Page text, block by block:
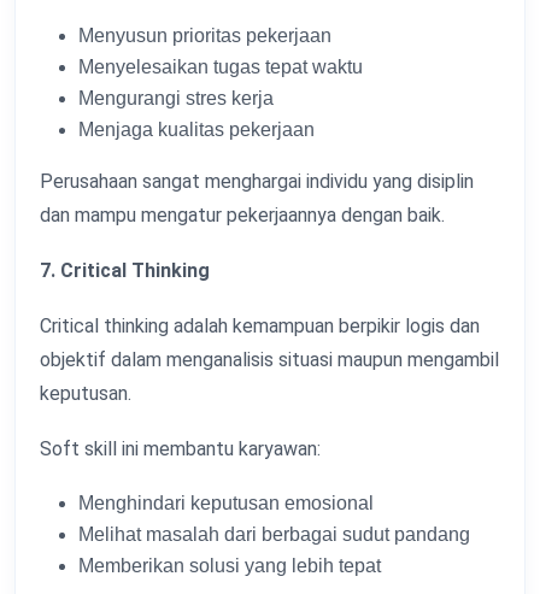
Menyusun prioritas pekerjaan
Menyelesaikan tugas tepat waktu
Mengurangi stres kerja
Menjaga kualitas pekerjaan
Perusahaan sangat menghargai individu yang disiplin
dan mampu mengatur pekerjaannya dengan baik.
7. Critical Thinking
Critical thinking adalah kemampuan berpikir logis dan
objektif dalam menganalisis situasi maupun mengambil
keputusan.
Soft skill ini membantu karyawan:
Menghindari keputusan emosional
Melihat masalah dari berbagai sudut pandang
Memberikan solusi yang lebih tepat